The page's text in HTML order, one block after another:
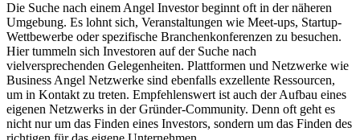
Die Suche nach einem Angel Investor beginnt oft in der näheren
Umgebung. Es lohnt sich, Veranstaltungen wie Meet-ups, Startup-
Wettbewerbe oder spezifische Branchenkonferenzen zu besuchen.
Hier tummeln sich Investoren auf der Suche nach
vielversprechenden Gelegenheiten. Plattformen und Netzwerke wie
Business Angel Netzwerke sind ebenfalls exzellente Ressourcen,
um in Kontakt zu treten. Empfehlenswert ist auch der Aufbau eines
eigenen Netzwerks in der Gründer-Community. Denn oft geht es
nicht nur um das Finden eines Investors, sondern um das Finden des